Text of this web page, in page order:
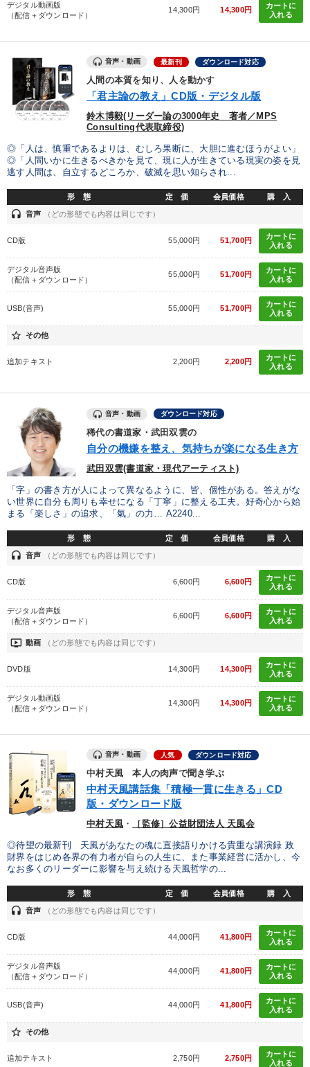
デジタル動画版
（配信＋ダウンロード）
14,300円 14,300円
カートに
入れる
音声・動画 最新刊 ダウンロード対応
人間の本質を知り、人を動かす
「君主論の教え」CD版・デジタル版
鈴木博毅(リーダー論の3000年史 著者／MPS
Consulting代表取締役)
◎「人は、慎重であるよりは、むしろ果断に、大胆に進むほうがよい」
◎「人間いかに生きるべきかを見て、現に人が生きている現実の姿を見
逃す人間は、自立するどころか、破滅を思い知らされ...
形 態 定 価 会員価格 購 入
headset 音声 （どの形態でも内容は同じです）
CD版 55,000円 51,700円
カートに
入れる
デジタル音声版
（配信＋ダウンロード）
55,000円 51,700円
カートに
入れる
USB(音声) 55,000円 51,700円
カートに
入れる
star_border その他
追加テキスト 2,200円 2,200円
カートに
入れる
音声・動画 ダウンロード対応
稀代の書道家・武田双雲の
自分の機嫌を整え、気持ちが楽になる生き方
武田双雲(書道家・現代アーティスト)
「字」の書き方が人によって異なるように、皆、個性がある。答えがな
い世界に自分も周りも幸せになる「丁寧」に整える工夫。好奇心から始
まる「楽しさ」の追求、「氣」の力… A2240...
形 態 定 価 会員価格 購 入
headset 音声 （どの形態でも内容は同じです）
CD版 6,600円 6,600円
カートに
入れる
デジタル音声版
（配信＋ダウンロード）
6,600円 6,600円
カートに
入れる
ondemand_video 動画 （どの形態でも内容は同じです）
DVD版 14,300円 14,300円
カートに
入れる
デジタル動画版
（配信＋ダウンロード）
14,300円 14,300円
カートに
入れる
音声・動画 人気 ダウンロード対応
中村天風 本人の肉声で聞き学ぶ
中村天風講話集「積極一貫に生きる」CD
版・ダウンロード版
中村天風 ・ ［監修］公益財団法人 天風会
◎待望の最新刊 天風があなたの魂に直接語りかける貴重な講演録 政
財界をはじめ各界の有力者が自らの人生に、また事業経営に活かし、今
なお多くのリーダーに影響を与え続ける天風哲学の...
形 態 定 価 会員価格 購 入
headset 音声 （どの形態でも内容は同じです）
CD版 44,000円 41,800円
カートに
入れる
デジタル音声版
（配信＋ダウンロード）
44,000円 41,800円
カートに
入れる
USB(音声) 44,000円 41,800円
カートに
入れる
star_border その他
追加テキスト 2,750円 2,750円
カートに
入れる